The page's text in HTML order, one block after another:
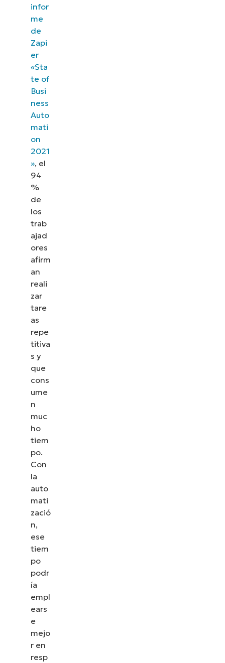
infor
me
de
Zapi
er
«Sta
te of
Busi
ness
Auto
mati
on
2021
», el
94
%
de
los
trab
ajad
ores
afirm
an
reali
zar
tare
as
repe
titiva
s y
que
cons
ume
n
muc
ho
tiem
po.
Con
la
auto
mati
zació
n,
ese
tiem
po
podr
ía
empl
ears
e
mejo
r en
resp